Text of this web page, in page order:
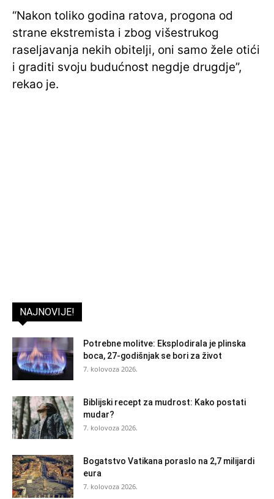
“Nakon toliko godina ratova, progona od
strane ekstremista i zbog višestrukog
raseljavanja nekih obitelji, oni samo žele otići
i graditi svoju budućnost negdje drugdje”,
rekao je.
NAJNOVIJE!
Potrebne molitve: Eksplodirala je plinska
boca, 27-godišnjak se bori za život
7. kolovoza 2026.
Biblijski recept za mudrost: Kako postati
mudar?
7. kolovoza 2026.
Bogatstvo Vatikana poraslo na 2,7 milijardi
eura
7. kolovoza 2026.